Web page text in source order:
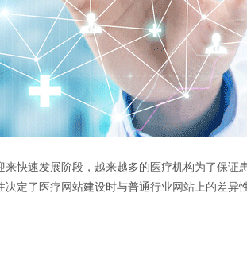
快速发展阶段，越来越多的医疗机构为了保
定了医疗网站建设时与普通行业网站上的差